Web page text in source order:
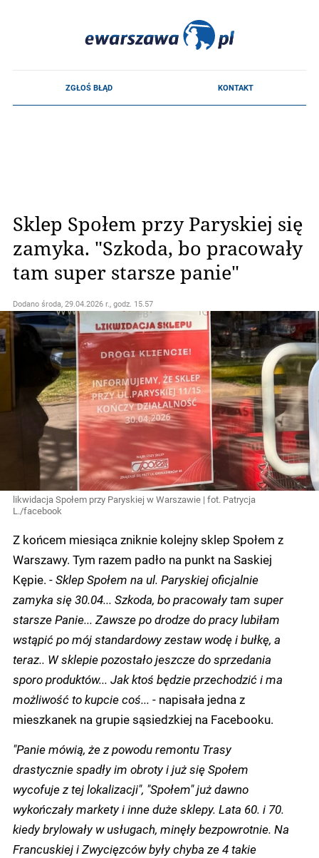
Sklep Społem przy Paryskiej się
zamyka. "Szkoda, bo pracowały
tam super starsze panie"
Dodano środa, 29.04.2026 r., godz. 15.57
likwidacja Społem przy Paryskiej w Warszawie | fot. Patrycja
L./facebook
Z końcem miesiąca zniknie kolejny sklep Społem z
Warszawy. Tym razem padło na punkt na Saskiej
Kępie. -Sklep Społem na ul. Paryskiej oficjalnie
zamyka się 30.04... Szkoda, bo pracowały tam super
starsze Panie... Zawsze po drodze do pracy lubiłam
wstąpić po mój standardowy zestaw wodę i bułkę, a
teraz.. W sklepie pozostało jeszcze do sprzedania
sporo produktów... Jak ktoś będzie przechodzić i ma
możliwość to kupcie coś... - napisała jedna z
mieszkanek na grupie sąsiedzkiej na Facebooku.
"Panie mówią, że z powodu remontu Trasy
drastycznie spadły im obroty i już się Społem
wycofuje z tej lokalizacji", "Społem" już dawno
wykończały markety i inne duże sklepy. Lata 60. i 70.
kiedy brylowały w usługach, minęły bezpowrotnie. Na
Francuskiej i Zwycięzców były chyba ze 4 takie